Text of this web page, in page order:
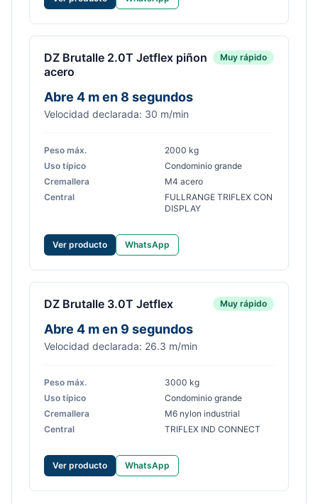
DZ Brutalle 2.0T Jetflex piñon
acero
Muy rápido
Abre 4 m en 8 segundos
Velocidad declarada: 30 m/min
Peso máx.
2000 kg
Uso típico
Condominio grande
Cremallera
M4 acero
Central
FULLRANGE TRIFLEX CON
DISPLAY
Ver producto WhatsApp
DZ Brutalle 3.0T Jetflex Muy rápido
Abre 4 m en 9 segundos
Velocidad declarada: 26.3 m/min
Peso máx.
3000 kg
Uso típico
Condominio grande
Cremallera
M6 nylon industrial
Central
TRIFLEX IND CONNECT
Ver producto WhatsApp